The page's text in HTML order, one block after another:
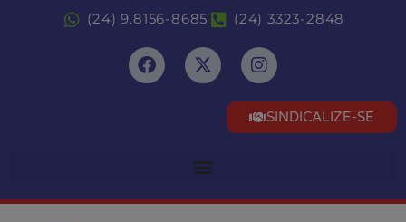
(24) 9.8156-8685 (24) 3323-2848
SINDICALIZE-SE